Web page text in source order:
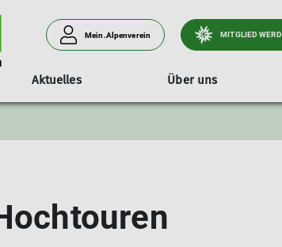
Mein.Alpenverein MITGLIED
Aktuelles Über uns
Kurs- & Tourenprogramm 2025/26 Übersicht
Teilnehmergebühren Jahresheft